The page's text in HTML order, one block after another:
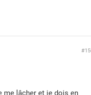
me lâcher et je dois en